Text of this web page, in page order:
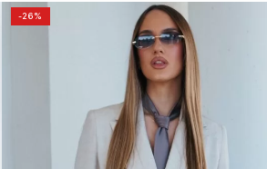
-26%
ORIGINALNA
CENA
JE
BILA:
13,490.00РСД.